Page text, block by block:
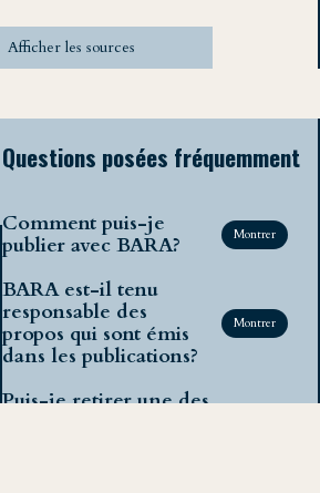
Afficher les sources
Questions posées fréquemment
Comment puis-je
publier avec BARA?
Montrer
BARA est-il tenu
responsable des
propos qui sont émis
dans les publications?
Montrer
Puis-je retirer une des